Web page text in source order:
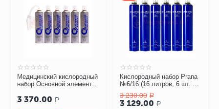
Медицинский кислородный
набор Основной элемент, 6
3 370.00 Р
Кислородный набор Prana
№6/16 (16 литров, 6 шт. по
цене 5)
3 230.00 Р
3 129.00 Р